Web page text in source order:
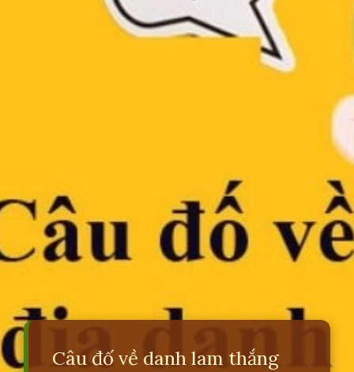
Câu đố về danh lam thắng